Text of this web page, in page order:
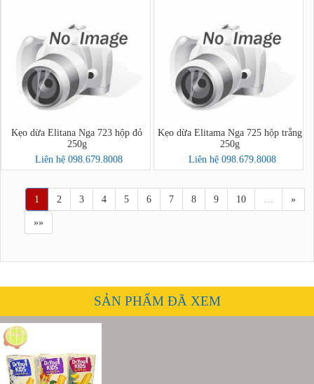
Kẹo dừa Elitana Nga 723 hộp đỏ
250g
Liên hệ 098.679.8008
Kẹo dừa Elitama Nga 725 hộp trắng
250g
Liên hệ 098.679.8008
1 2 3 4 5 6 7 8 9 10 … »
»»
SẢN PHẨM ĐÃ XEM